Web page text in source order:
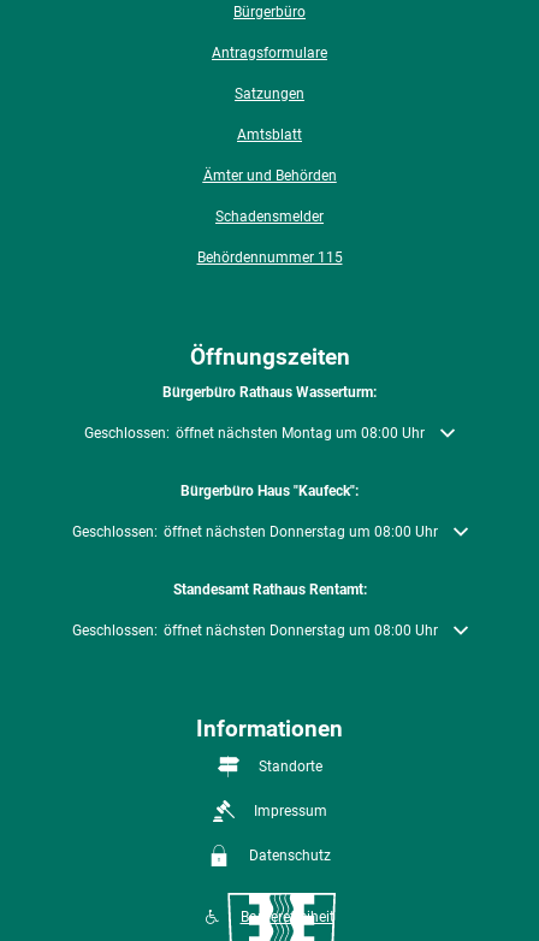
Bürgerbüro
Antragsformulare
Satzungen
Amtsblatt
Ämter und Behörden
Schadensmelder
Behördennummer 115
Öffnungszeiten
Bürgerbüro Rathaus Wasserturm:
Klicken, um weitere Öffnungs- oder Schließzeiten auszublenden
Geschlossen: öffnet nächsten Montag um 08:00 Uhr
Bürgerbüro Haus "Kaufeck":
Klicken, um weitere Öffnungs- oder Schließzeiten auszublenden
Geschlossen: öffnet nächsten Donnerstag um 08:00 Uhr
Standesamt Rathaus Rentamt:
Klicken, um weitere Öffnungs- oder Schließzeiten auszublenden
Geschlossen: öffnet nächsten Donnerstag um 08:00 Uhr
Informationen
Standorte
Impressum
Datenschutz
Barrierefreiheit